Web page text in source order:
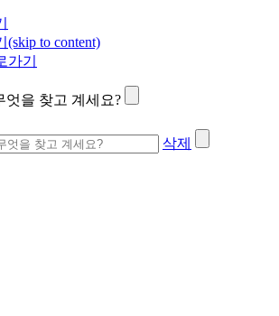
to content)
가기
엇을 찾고 계세요?
삭제